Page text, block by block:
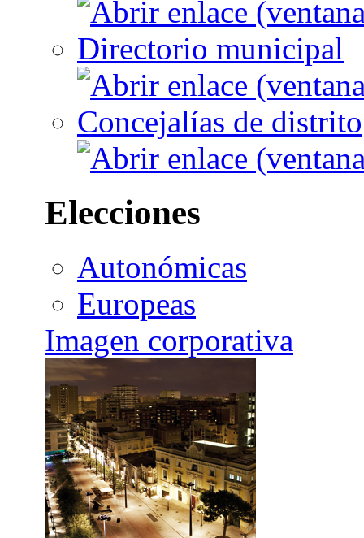
Directorio municipal
Concejalías de distrito
Elecciones
Autonómicas
Europeas
Imagen corporativa